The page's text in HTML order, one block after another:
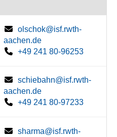
olschok@isf.rwth-
aachen.de
+49 241 80-96253
schiebahn@isf.rwth-
aachen.de
+49 241 80-97233
sharma@isf.rwth-